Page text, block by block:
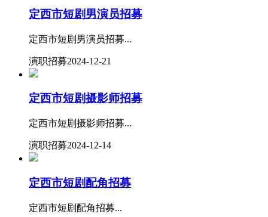
定西市短剧男演员招募
定西市短剧男演员招募...
演职招募2024-12-21
定西市短剧摄影师招募
定西市短剧摄影师招募...
演职招募2024-12-14
定西市短剧配角招募
定西市短剧配角招募...